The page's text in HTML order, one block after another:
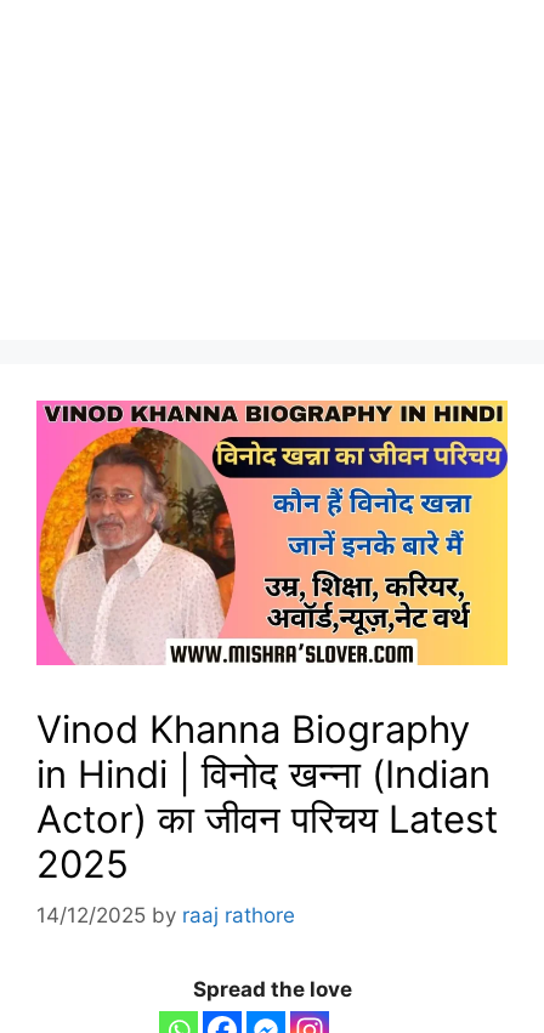
Vinod Khanna Biography
in Hindi | विनोद खन्ना (Indian
Actor) का जीवन परिचय Latest
2025
14/12/2025 by raaj rathore
Spread the love